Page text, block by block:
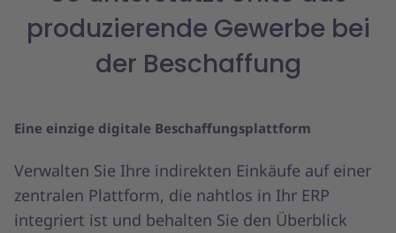
produzierende Gewerbe bei
der Beschaffung
Eine einzige digitale Beschaffungsplattform
Verwalten Sie Ihre indirekten Einkäufe auf einer
zentralen Plattform, die nahtlos in Ihr ERP
integriert ist und behalten Sie den Überblick